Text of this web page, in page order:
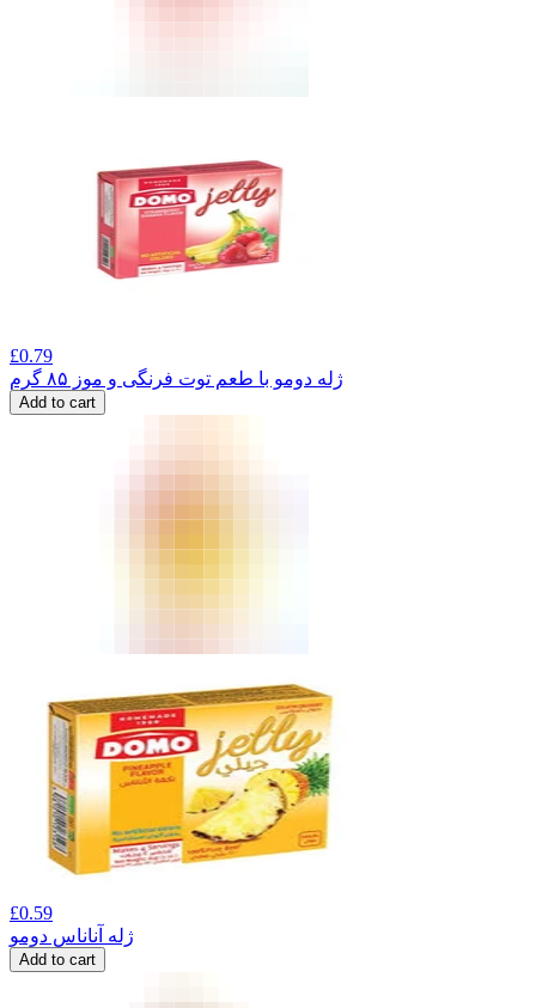
£0.79
ژله دومو با طعم توت فرنگی و موز ۸۵ گرم
Add to cart
£0.59
ژله آناناس دومو
Add to cart